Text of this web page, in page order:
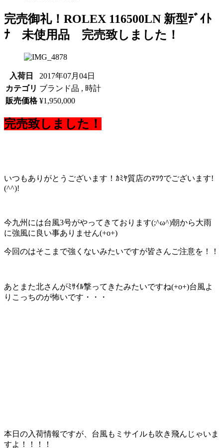
完売御礼！ROLEX 116500LN 新型ﾃﾞｲﾄ
ﾅ 未使用品 完売致しました！
入荷日
2017年07月04日
カテゴリ ブランド品 , 時計
販売価格 ¥1,950,000
完売致しました！
いつもありがとうございます！ｶﾐﾔ質店のﾏﾂｳでございます!
(^^)!
今九州には台風3号がやってきております(;^ω^)朝から大雨
に強風に良い事ありません(+o+)
今回のはそこまで強くないみたいですが皆さんご注意を！！
あとまた北さんがﾐｻｲﾙ撃ってきたみたいですね(+o+)台風よ
りこっちのが怖いです・・・
本日の入荷情報ですが、台風もミサイルも吹き飛んじゃいま
すよ！！！！